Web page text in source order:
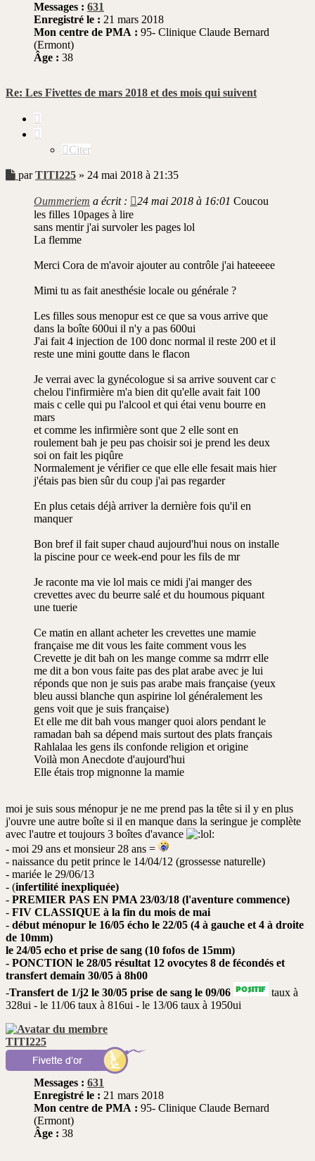
Messages : 631
Enregistré le : 21 mars 2018
Mon centre de PMA : 95- Clinique Claude Bernard
(Ermont)
Âge : 38
Re: Les Fivettes de mars 2018 et des mois qui suivent
Citer
Message
parTITI225 » 24 mai 2018 à 21:35
Oummeriem a écrit : 24 mai 2018 à 16:01 Coucou
les filles 10pages à lire
sans mentir j'ai survoler les pages lol
La flemme
Merci Cora de m'avoir ajouter au contrôle j'ai hateeeee
Mimi tu as fait anesthésie locale ou générale ?
Les filles sous menopur est ce que sa vous arrive que
dans la boîte 600ui il n'y a pas 600ui
J'ai fait 4 injection de 100 donc normal il reste 200 et il
reste une mini goutte dans le flacon
Je verrai avec la gynécologue si sa arrive souvent car c
chelou l'infirmière m'a bien dit qu'elle avait fait 100
mais c celle qui pu l'alcool et qui étai venu bourre en
mars
et comme les infirmière sont que 2 elle sont en
roulement bah je peu pas choisir soi je prend les deux
soi on fait les piqûre
Normalement je vérifier ce que elle elle fesait mais hier
j'étais pas bien sûr du coup j'ai pas regarder
En plus cetais déjà arriver la dernière fois qu'il en
manquer
Bon bref il fait super chaud aujourd'hui nous on installe
la piscine pour ce week-end pour les fils de mr
Je raconte ma vie lol mais ce midi j'ai manger des
crevettes avec du beurre salé et du houmous piquant
une tuerie
Ce matin en allant acheter les crevettes une mamie
française me dit vous les faite comment vous les
Crevette je dit bah on les mange comme sa mdrrr elle
me dit a bon vous faite pas des plat arabe avec je lui
réponds que non je suis pas arabe mais française (yeux
bleu aussi blanche qun aspirine lol généralement les
gens voit que je suis française)
Et elle me dit bah vous manger quoi alors pendant le
ramadan bah sa dépend mais surtout des plats français
Rahlalaa les gens ils confonde religion et origine
Voilà mon Anecdote d'aujourd'hui
Elle étais trop mignonne la mamie
moi je suis sous ménopur je ne me prend pas la tête si il y en plus
j'ouvre une autre boîte si il en manque dans la seringue je complète
avec l'autre et toujours 3 boîtes d'avance
- moi 29 ans et monsieur 28 ans =
- naissance du petit prince le 14/04/12 (grossesse naturelle)
- mariée le 29/06/13
- (infertilité inexpliquée)
- PREMIER PAS EN PMA 23/03/18 (l'aventure commence)
- FIV CLASSIQUE à la fin du mois de mai
- début ménopur le 16/05 écho le 22/05 (4 à gauche et 4 à droite
de 10mm)
le 24/05 echo et prise de sang (10 fofos de 15mm)
- PONCTION le 28/05 résultat 12 ovocytes 8 de fécondés et
transfert demain 30/05 à 8h00
-Transfert de 1/j2 le 30/05 prise de sang le 09/06
taux à
328ui - le 11/06 taux à 816ui - le 13/06 taux à 1950ui
TITI225
Messages : 631
Enregistré le : 21 mars 2018
Mon centre de PMA : 95- Clinique Claude Bernard
(Ermont)
Âge : 38